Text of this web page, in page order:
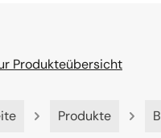
Produkteübersicht
Produkte